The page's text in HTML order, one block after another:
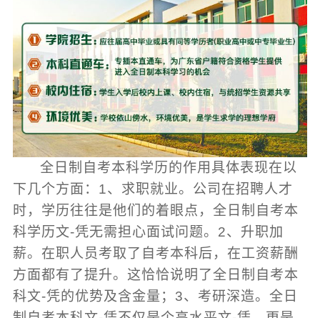
全日制自考本科学历的作用具体表现在以
下几个方面：1、求职就业。公司在招聘人才
时，学历往往是他们的着眼点，全日制自考本
科学历文-凭无需担心面试问题。2、升职加
薪。在职人员考取了自考本科后，在工资薪酬
方面都有了提升。这恰恰说明了全日制自考本
科文-凭的优势及含金量；3、考研深造。全日